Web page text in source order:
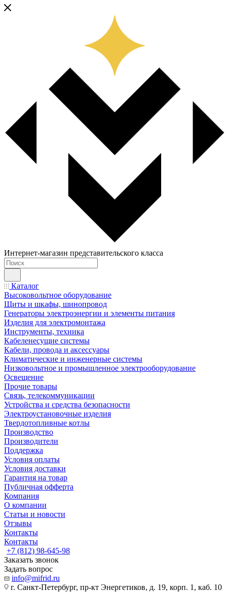
Интернет-магазин представительского класса
Каталог
Высоковольтное оборудование
Щиты и шкафы, шинопровод
Генераторы электроэнергии и элементы питания
Изделия для электромонтажа
Инструменты, техника
Кабеленесущие системы
Кабели, провода и аксессуары
Климатические и инженерные системы
Низковольтное и промышленное электрооборудование
Освещение
Прочие товары
Связь, телекоммуникации
Устройства и средства безопасности
Электроустановочные изделия
Твердотопливные котлы
Производство
Производители
Поддержка
Условия оплаты
Условия доставки
Гарантия на товар
Публичная офферта
Компания
О компании
Статьи и новости
Отзывы
Контакты
Контакты
+7 (812) 98-645-98
Заказать звонок
Задать вопрос
info@mifrid.ru
г. Санкт-Петербург, пр-кт Энергетиков, д. 19, корп. 1, каб. 10